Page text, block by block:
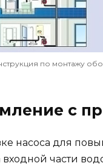
по монтажу
с
насоса для
входной части